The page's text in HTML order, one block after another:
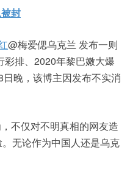
封
@梅爱偲乌克兰 发布一则
排、2020年黎巴嫩大爆
晚，该博主因发布不实消
不仅对不明真相的网友造
无论作为中国人还是乌克